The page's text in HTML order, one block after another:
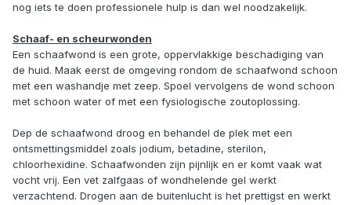
nog iets te doen professionele hulp is dan wel noodzakelijk.
Schaaf- en scheurwonden
Een schaafwond is een grote, oppervlakkige beschadiging van
de huid. Maak eerst de omgeving rondom de schaafwond schoon
met een washandje met zeep. Spoel vervolgens de wond schoon
met schoon water of met een fysiologische zoutoplossing.
Dep de schaafwond droog en behandel de plek met een
ontsmettingsmiddel zoals jodium, betadine, sterilon,
chloorhexidine. Schaafwonden zijn pijnlijk en er komt vaak wat
vocht vrij. Een vet zalfgaas of wondhelende gel werkt
verzachtend. Drogen aan de buitenlucht is het prettigst en werkt